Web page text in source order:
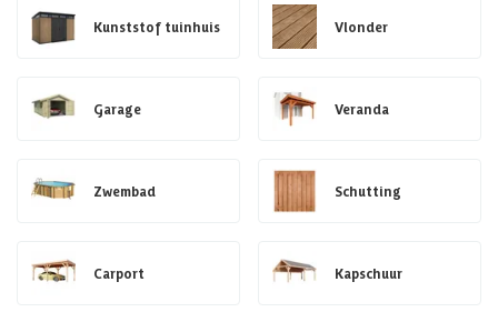
Kunststof tuinhuis Vlonder
Garage Veranda
Zwembad Schutting
Carport Kapschuur